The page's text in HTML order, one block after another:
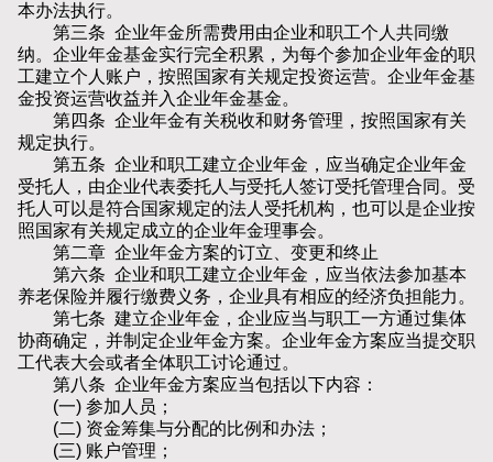
本办法执行。
第三条 企业年金所需费用由企业和职工个人共同缴
纳。企业年金基金实行完全积累，为每个参加企业年金的职
工建立个人账户，按照国家有关规定投资运营。企业年金基
金投资运营收益并入企业年金基金。
第四条 企业年金有关税收和财务管理，按照国家有关
规定执行。
第五条 企业和职工建立企业年金，应当确定企业年金
受托人，由企业代表委托人与受托人签订受托管理合同。受
托人可以是符合国家规定的法人受托机构，也可以是企业按
照国家有关规定成立的企业年金理事会。
第二章 企业年金方案的订立、变更和终止
第六条 企业和职工建立企业年金，应当依法参加基本
养老保险并履行缴费义务，企业具有相应的经济负担能力。
第七条 建立企业年金，企业应当与职工一方通过集体
协商确定，并制定企业年金方案。企业年金方案应当提交职
工代表大会或者全体职工讨论通过。
第八条 企业年金方案应当包括以下内容：
(一) 参加人员；
(二) 资金筹集与分配的比例和办法；
(三) 账户管理；